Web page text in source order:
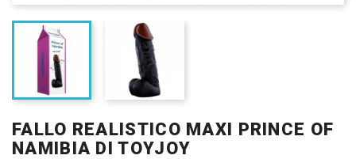
FALLO REALISTICO MAXI PRINCE OF
NAMIBIA DI TOYJOY